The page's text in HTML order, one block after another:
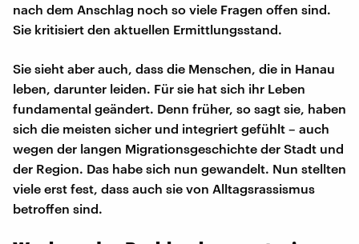
nach dem Anschlag noch so viele Fragen offen sind.
Sie kritisiert den aktuellen Ermittlungsstand.
Sie sieht aber auch, dass die Menschen, die in Hanau
leben, darunter leiden. Für sie hat sich ihr Leben
fundamental geändert. Denn früher, so sagt sie, haben
sich die meisten sicher und integriert gefühlt – auch
wegen der langen Migrationsgeschichte der Stadt und
der Region. Das habe sich nun gewandelt. Nun stellten
viele erst fest, dass auch sie von Alltagsrassismus
betroffen sind.